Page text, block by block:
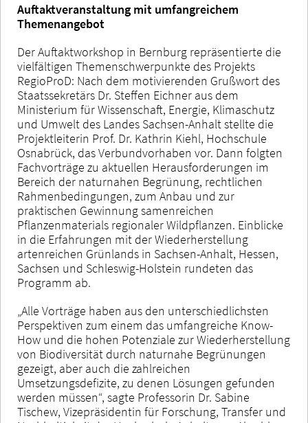
Auftaktveranstaltung mit umfangreichem
Themenangebot
Der Auftaktworkshop in Bernburg repräsentierte die
vielfältigen Themenschwerpunkte des Projekts
RegioProD: Nach dem motivierenden Grußwort des
Staatssekretärs Dr. Steffen Eichner aus dem
Ministerium für Wissenschaft, Energie, Klimaschutz
und Umwelt des Landes Sachsen-Anhalt stellte die
Projektleiterin Prof. Dr. Kathrin Kiehl, Hochschule
Osnabrück, das Verbundvorhaben vor. Dann folgten
Fachvorträge zu aktuellen Herausforderungen im
Bereich der naturnahen Begrünung, rechtlichen
Rahmenbedingungen, zum Anbau und zur
praktischen Gewinnung samenreichen
Pflanzenmaterials regionaler Wildpflanzen. Einblicke
in die Erfahrungen mit der Wiederherstellung
artenreichen Grünlands in Sachsen-Anhalt, Hessen,
Sachsen und Schleswig-Holstein rundeten das
Programm ab.
„Alle Vorträge haben aus den unterschiedlichsten
Perspektiven zum einem das umfangreiche Know-
How und die hohen Potenziale zur Wiederherstellung
von Biodiversität durch naturnahe Begrünungen
gezeigt, aber auch die zahlreichen
Umsetzungsdefizite, zu denen Lösungen gefunden
werden müssen“, sagte Professorin Dr. Sabine
Tischew, Vizepräsidentin für Forschung, Transfer und